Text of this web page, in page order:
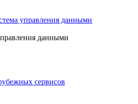
управления данными
данными
сервисов